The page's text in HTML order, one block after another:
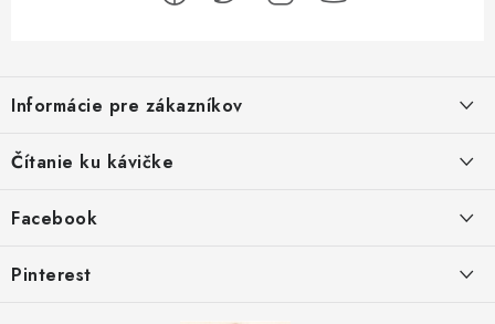
p
ä
Informácie pre zákazníkov
Ako sa registrovať
Čítanie ku kávičke
Facebook
Pinterest